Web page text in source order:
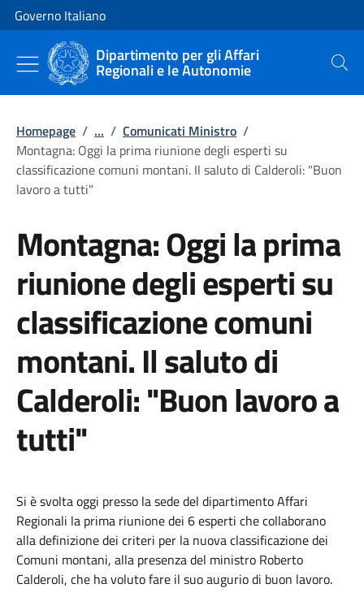
Vai al contenuto
Vai alla navigazione del sito
Governo Italiano
Dipartimento per gli Affari
Regionali e le Autonomie Cerca
Homepage / ... / Comunicati Ministro /
Montagna: Oggi la prima riunione degli esperti su
classificazione comuni montani. Il saluto di Calderoli: "Buon
lavoro a tutti"
Montagna: Oggi la prima
riunione degli esperti su
classificazione comuni
montani. Il saluto di
Calderoli: "Buon lavoro a
tutti"
Si è svolta oggi presso la sede del dipartimento Affari
Regionali la prima riunione dei 6 esperti che collaborano
alla definizione dei criteri per la nuova classificazione dei
Comuni montani, alla presenza del ministro Roberto
Calderoli, che ha voluto fare il suo augurio di buon lavoro.